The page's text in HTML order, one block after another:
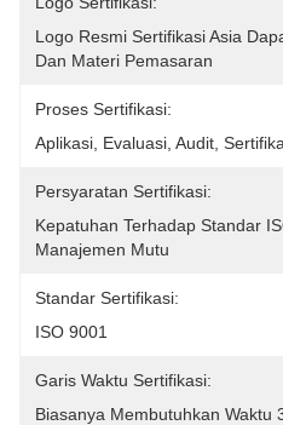
Logo Resmi Sertifikasi Asia
Dan Materi Pemasaran
Proses Sertifikasi:
Aplikasi, Evaluasi, Audit,
Persyaratan Sertifikasi:
Kepatuhan Terhadap Standar
Manajemen Mutu
Standar Sertifikasi:
ISO 9001
Garis Waktu Sertifikasi:
Biasanya Membutuhkan Waktu